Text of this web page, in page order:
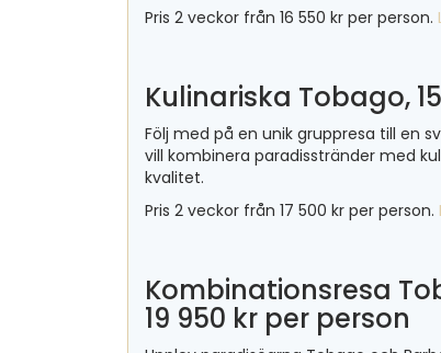
Pris 2 veckor från 16 550 kr per person.
Kulinariska Tobago,
Följ med på en unik gruppresa till en
vill kombinera paradisstränder med
kvalitet.
Pris 2 veckor från 17 500 kr per person.
Kombinationsresa
19 950 kr per person